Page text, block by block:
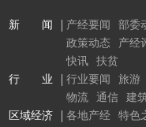
新 闻
产经要闻 部委
政策动态
产经
快讯
扶贫
行 业
行业要闻 旅游
物流
通信 建
区域经济
各地产经 特色